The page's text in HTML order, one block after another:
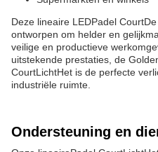
Deze lineaire LEDPadel Court
ontworpen om helder en
veilige en productieve
uitstekende prestaties, de
CourtLichtHet is de perfecte
industriële ruimte.
Ondersteuning en